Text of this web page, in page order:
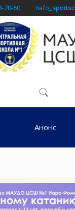
70-60
Анонс